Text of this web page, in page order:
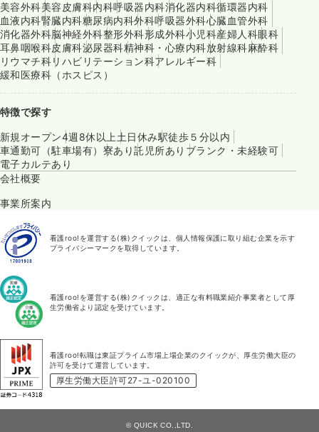
美容外科美容皮膚科内科呼吸器内科消化器内科循環器内科
血液内科腎臓内科糖尿病内科外科呼吸器外科心臓血管外科
消化器外科脳神経外科整形外科形成外科小児科産婦人科眼科
耳鼻咽喉科皮膚科泌尿器科精神科・心療内科放射線科麻酔科
リウマチ科リハビリテーション科アレルギー科
緩和医療科（ホスピス）
特徴で探す
新規オープン4週8休以上 土日休み駅徒歩５分以内
車通勤可（駐車場有） 寮あり託児所あり ブランク・未経験可
電子カルテあり
会社概要
事業所案内
看護roo!を運営する(株)クイックは、個人情報保護に取り組む企業を示す
プライバシーマークを取得しています。
看護roo!を運営する(株)クイックは、適正な有料職業紹介事業者として厚
生労働省より認定を受けています。
看護roo!転職は東証プライム市場上場企業のクイックが、厚生労働大臣の
許可を受けて運営しています。
厚生労働大臣許可27-ユ-020100
© QUICK CO.,LTD.